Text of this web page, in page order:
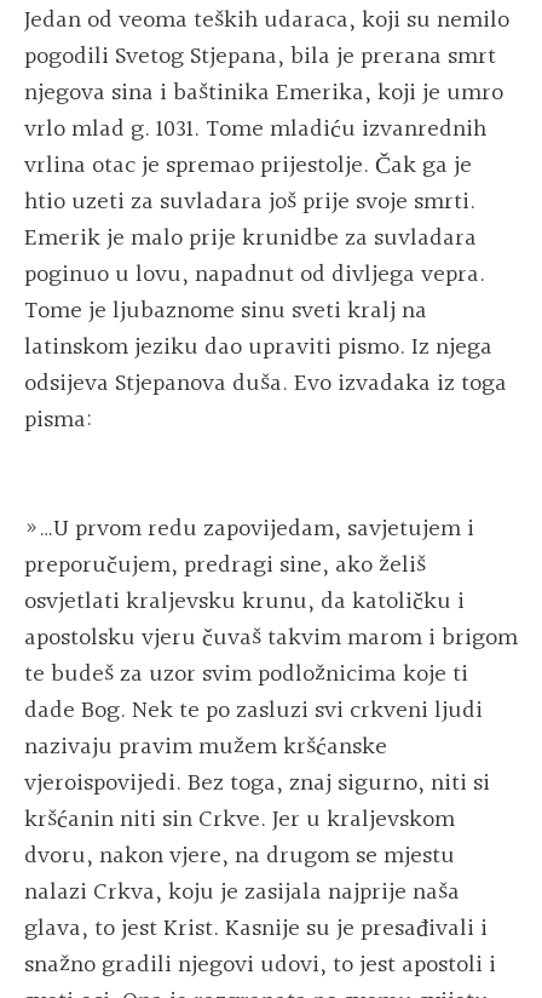
Jedan od veoma teških udaraca, koji su nemilo
pogodili Svetog Stjepana, bila je prerana smrt
njegova sina i baštinika Emerika, koji je umro
vrlo mlad g. 1031. Tome mladiću izvanrednih
vrlina otac je spremao prijestolje. Čak ga je
htio uzeti za suvladara još prije svoje smrti.
Emerik je malo prije krunidbe za suvladara
poginuo u lovu, napadnut od divljega vepra.
Tome je ljubaznome sinu sveti kralj na
latinskom jeziku dao upraviti pismo. Iz njega
odsijeva Stjepanova duša. Evo izvadaka iz toga
pisma:
»…U prvom redu zapovijedam, savjetujem i
preporučujem, predragi sine, ako želiš
osvjetlati kraljevsku krunu, da katoličku i
apostolsku vjeru čuvaš takvim marom i brigom
te budeš za uzor svim podložnicima koje ti
dade Bog. Nek te po zasluzi svi crkveni ljudi
nazivaju pravim mužem kršćanske
vjeroispovijedi. Bez toga, znaj sigurno, niti si
kršćanin niti sin Crkve. Jer u kraljevskom
dvoru, nakon vjere, na drugom se mjestu
nalazi Crkva, koju je zasijala najprije naša
glava, to jest Krist. Kasnije su je presađivali i
snažno gradili njegovi udovi, to jest apostoli i